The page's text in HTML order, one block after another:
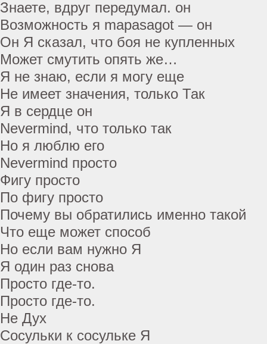
Знаете, вдруг передумал. он
Возможность я mapasagot — он
Он Я сказал, что боя не купленных
Может смутить опять же…
Я не знаю, если я могу еще
Не имеет значения, только Так
Я в сердце он
Nevermind, что только так
Но я люблю его
Nevermind просто
Фигу просто
По фигу просто
Почему вы обратились именно такой
Что еще может способ
Но если вам нужно Я
Я один раз снова
Просто где-то.
Просто где-то.
Не Дух
Сосульки к сосульке Я